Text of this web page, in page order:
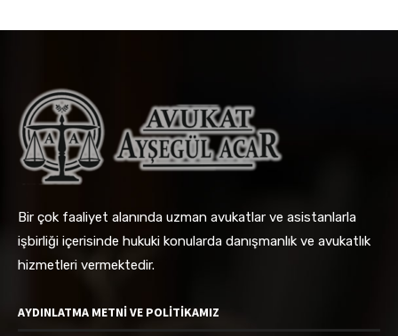
Bir çok faaliyet alanında uzman avukatlar ve asistanlarla
işbirliği içerisinde hukuki konularda danışmanlık ve avukatlık
hizmetleri vermektedir.
AYDINLATMA METNİ VE POLİTİKAMIZ